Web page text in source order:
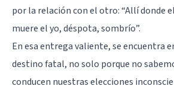
por la relación con el otro: “Allí donde
muere el yo, déspota, sombrío”.
En esa entrega valiente, se encuentra
destino fatal, no solo porque no
conducen nuestras elecciones